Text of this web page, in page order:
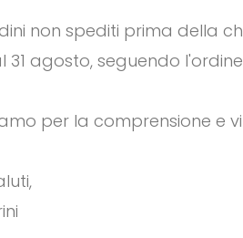
non spediti prima della
agosto, seguendo
per la comprensione e